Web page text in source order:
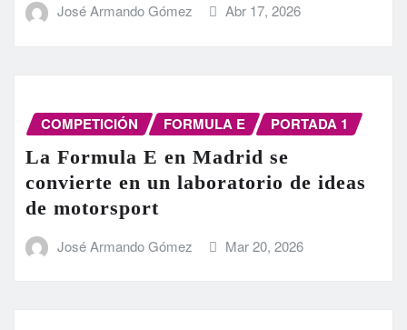
José Armando Gómez Abr 17, 2026
COMPETICIÓN FORMULA E PORTADA 1
La Formula E en Madrid se
convierte en un laboratorio de ideas
de motorsport
José Armando Gómez Mar 20, 2026